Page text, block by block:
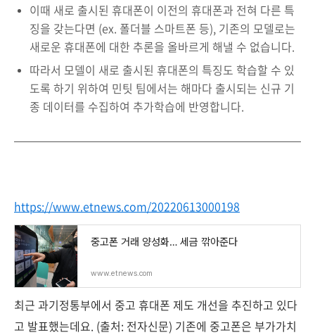
이때 새로 출시된 휴대폰이 이전의 휴대폰과 전혀 다른 특
징을 갖는다면 (ex. 폴더블 스마트폰 등), 기존의 모델로는
새로운 휴대폰에 대한 추론을 올바르게 해낼 수 없습니다.
따라서 모델이 새로 출시된 휴대폰의 특징도 학습할 수 있
도록 하기 위하여 민팃 팀에서는 해마다 출시되는 신규 기
종 데이터를 수집하여 추가학습에 반영합니다.
https://www.etnews.com/20220613000198
중고폰 거래 양성화… 세금 깎아준다
www.etnews.com
최근 과기정통부에서 중고 휴대폰 제도 개선을 추진하고 있다
고 발표했는데요. (출처: 전자신문) 기존에 중고폰은 부가가치